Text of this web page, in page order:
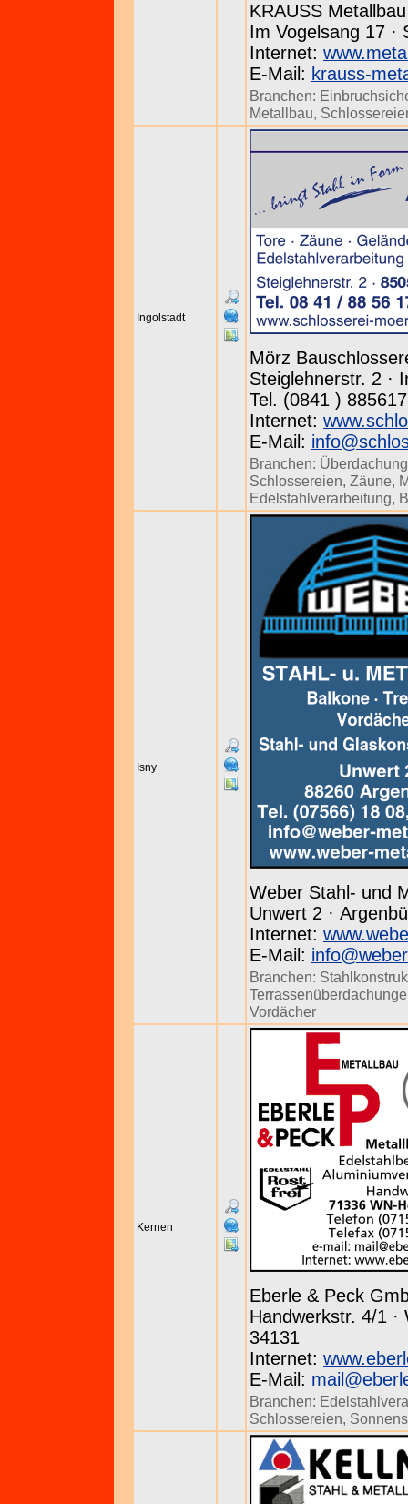
KRAUSS Metallbau
Im Vogelsang 17 ·
Internet:
E-Mail: krauss-
Branchen:
Metallbau,
Ingolstadt
Mörz
Steiglehnerstr. 2 ·
Tel. (0841 )
Internet:
E-Mail:
Branchen:
Schlossereien, Zäune,
Edelstahlverarbeitung,
Isny
Weber Stahl- und
Unwert 2 ·
Internet:
E-Mail:
Branchen:
Vordächer
Kernen
Eberle & Peck
Handwerkstr. 4/1 ·
34131
Internet:
E-Mail:
Branchen:
Schlossereien,